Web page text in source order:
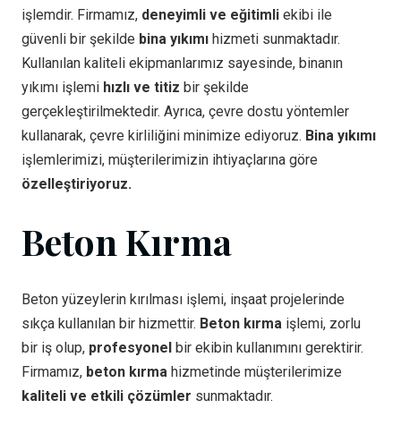
işlemdir. Firmamız, deneyimli ve eğitimli ekibi ile
güvenli bir şekilde bina yıkımı hizmeti sunmaktadır.
Kullanılan kaliteli ekipmanlarımız sayesinde, binanın
yıkımı işlemi hızlı ve titiz bir şekilde
gerçekleştirilmektedir. Ayrıca, çevre dostu yöntemler
kullanarak, çevre kirliliğini minimize ediyoruz. Bina yıkımı
işlemlerimizi, müşterilerimizin ihtiyaçlarına göre
özelleştiriyoruz.
Beton Kırma
Beton yüzeylerin kırılması işlemi, inşaat projelerinde
sıkça kullanılan bir hizmettir. Beton kırma işlemi, zorlu
bir iş olup, profesyonel bir ekibin kullanımını gerektirir.
Firmamız, beton kırma hizmetinde müşterilerimize
kaliteli ve etkili çözümler sunmaktadır.